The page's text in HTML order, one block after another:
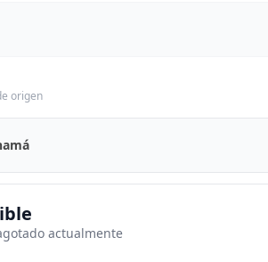
origen
actualmente